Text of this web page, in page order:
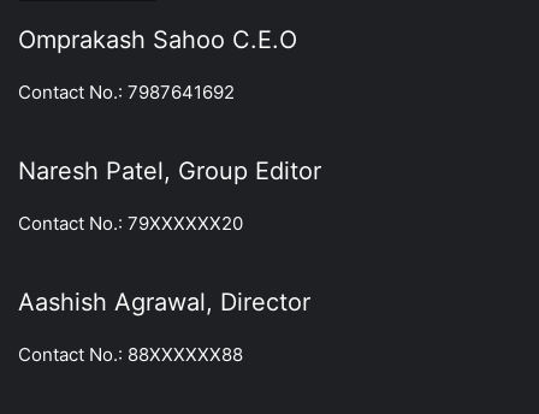
Omprakash Sahoo C.E.O
Contact No.: 7987641692
Naresh Patel, Group Editor
Contact No.: 79XXXXXX20
Aashish Agrawal, Director
Contact No.: 88XXXXXX88